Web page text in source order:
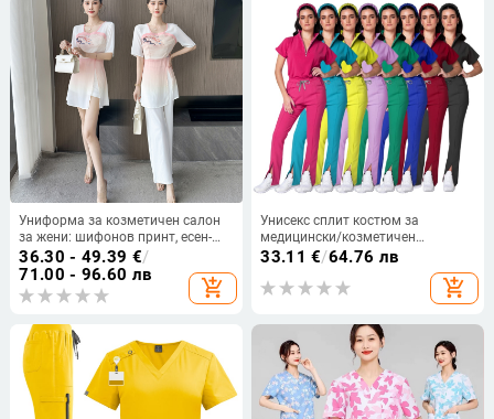
Униформа за козметичен салон
за жени: шифонов принт, есен-
зима, за педикюрист и масажист,
квадратно деколте, 3/4 ръкав,
полиестер 80–90%
36.30 - 49.39 €/
71.00 - 96.60 лв
add_shopping_cart
Унисекс сплит костюм за
медицински/козметичен
персонал, влагоотвличаща
полиестер-еластанова тъкан, къс
ръкав
33.11 €/64.76 лв
add_shopping_cart